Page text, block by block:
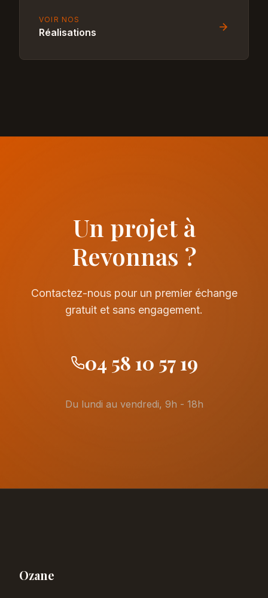
VOIR NOS
Réalisations
Un projet à
Revonnas ?
Contactez-nous pour un premier échange
gratuit et sans engagement.
04 58 10 57 19
Du lundi au vendredi, 9h - 18h
Ozane